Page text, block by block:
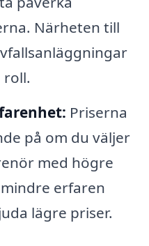
Närheten till
roll.
Priserna
på om du väljer
med högre
erfaren
lägre priser.